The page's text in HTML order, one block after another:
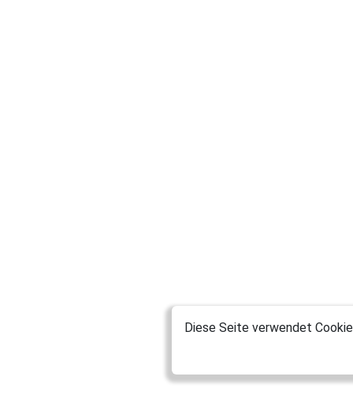
Diese Seite verwendet